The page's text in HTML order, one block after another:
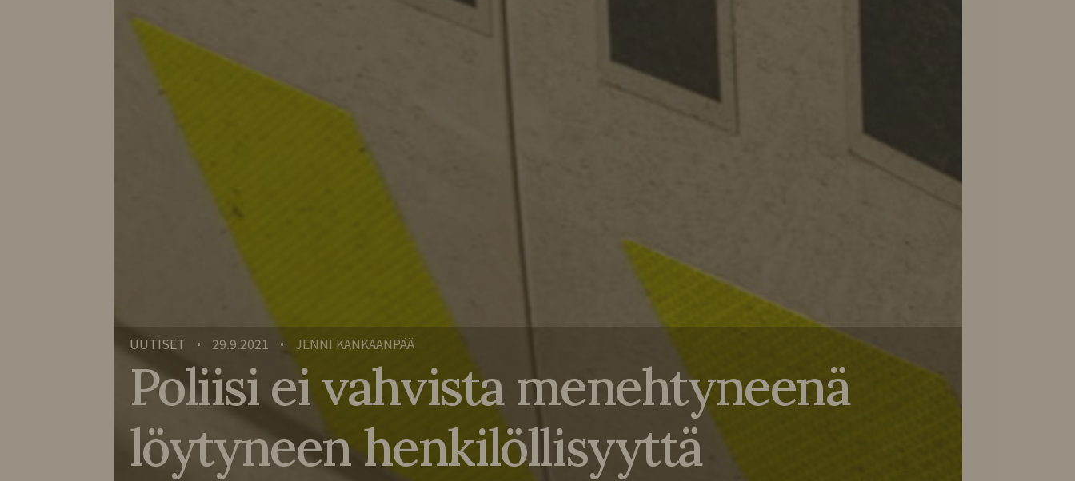
UUTISET • 29.9.2021 • JENNI KANKAANPÄÄ
Poliisi ei vahvista menehtyneenä
löytyneen henkilöllisyyttä